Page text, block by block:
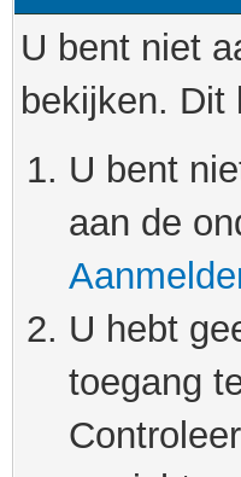
U bent niet
bekijken. Dit
U bent
aan de
U hebt
toegang